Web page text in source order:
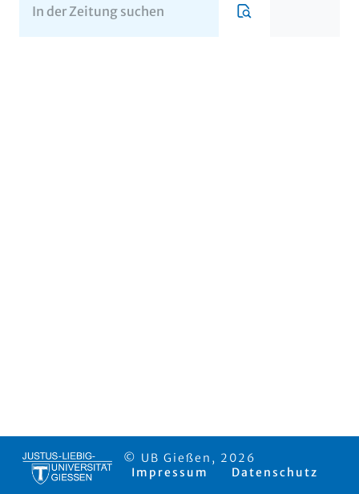
© UB Gießen, 2026
Impressum
Datenschutz